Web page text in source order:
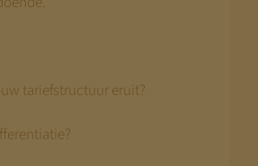
tariefstructuur eruit?